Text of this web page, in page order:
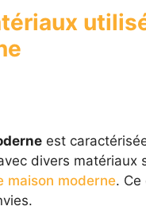
est
divers matériaux
maison moderne. Ce